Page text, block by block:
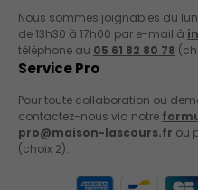
Nous sommes joignables du
de 13h30 à 17h00 par e-mail à
téléphone au 05 61 82 80 78
Service Pro
Pour toute collaboration ou
contactez-nous via notre
pro@maison-lascours.fr ou
(choix 2).
Moyens de paiement